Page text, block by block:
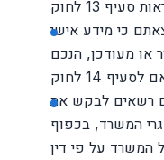
כי מידע אישי
או מעודכן, הנכם
רשאים לבקש את
המשרד, בכפוף